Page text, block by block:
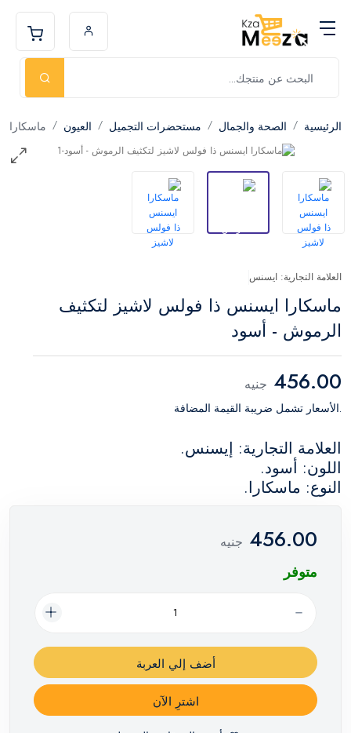
الرئيسية الصحة والجمال مستحضرات التجميل العيون ماسكارا
العلامة التجارية: ايسنس
ماسكارا ايسنس ذا فولس لاشيز لتكثيف
الرموش - أسود
456.00 جنيه
.الأسعار تشمل ضريبة القيمة المضافة
العلامة التجارية: إيسنس.
اللون: أسود.
النوع: ماسكارا.
456.00 جنيه
متوفر
أضف إلي العربة
اشترِ الآن